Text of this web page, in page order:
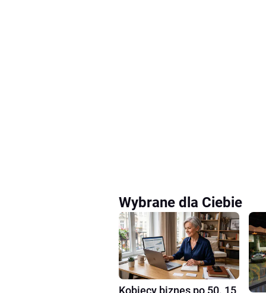
Wybrane dla Ciebie
Kobiecy biznes po 50. 15